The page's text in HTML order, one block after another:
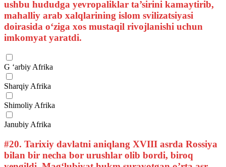
ushbu hududga yevropaliklar ta’sirini kamaytirib,
mahalliy arab xalqlarining islom svilizatsiyasi
doirasida o‘ziga xos mustaqil rivojlanishi uchun
imkomyat yaratdi.
G ‘arbiy Afrika
Sharqiy Afrika
Shimoliy Afrika
Janubiy Afrika
#20. Tarixiy davlatni aniqlang XVIII asrda Rossiya
bilan bir necha bor urushlar olib bordi, biroq